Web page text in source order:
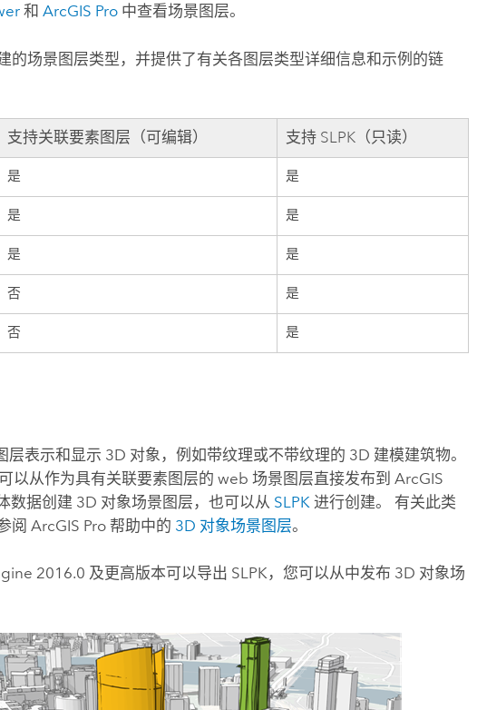
和ArcGIS Pro 中查看场景图层。
的场景图层类型，并提供了有关各图层类型详细信息和示例的链
支持关联要素图层（可编辑） 支持 SLPK（只读）
是 是
是 是
是 是
否 是
否 是
层表示和显示 3D 对象，例如带纹理或不带纹理的 3D 建模建筑物。
以从作为具有关联要素图层的 web 场景图层直接发布到ArcGIS
数据创建 3D 对象场景图层，也可以从 SLPK 进行创建。 有关此类
阅ArcGIS Pro 帮助中的 3D 对象场景图层。
2016.0 及更高版本可以导出 SLPK，您可以从中发布 3D 对象场